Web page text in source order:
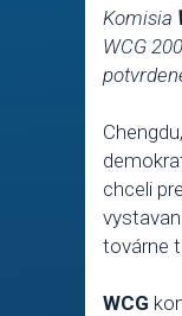
Komisia
WCG
chceli
továrne
WCG